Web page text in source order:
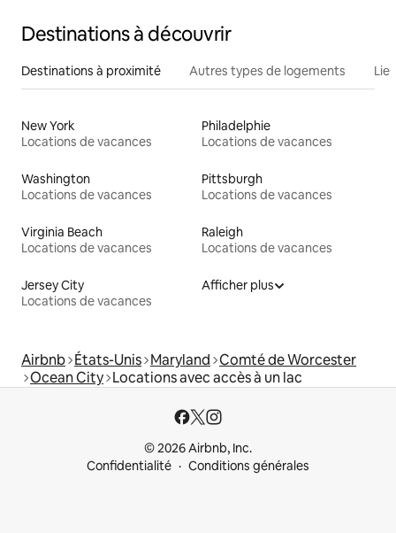
Destinations à découvrir
Destinations à proximité Autres types de logements
New York
Locations de vacances
Philadelphie
Locations de vacances
Washington
Locations de vacances
Pittsburgh
Locations de vacances
Virginia Beach
Locations de vacances
Raleigh
Locations de vacances
Jersey City
Locations de vacances
Afficher plus
Airbnb États-Unis Maryland Comté de Worcester
Ocean City Locations avec accès à un lac
© 2026 Airbnb, Inc.
Confidentialité
Conditions générales